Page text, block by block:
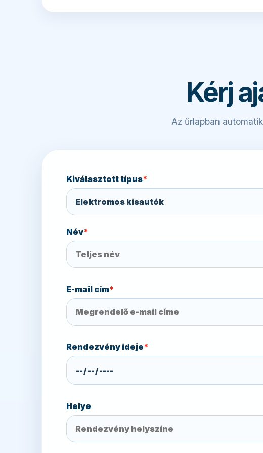
Kérj
Az űrlapban
Kiválasztott típus*
Név*
E-mail cím*
Rendezvény ideje*
Helye